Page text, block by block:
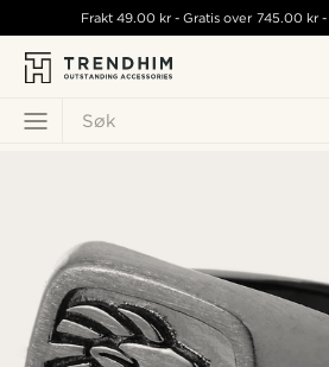
Søk
Frakt49.00 kr - Gratis over 745.00 kr-